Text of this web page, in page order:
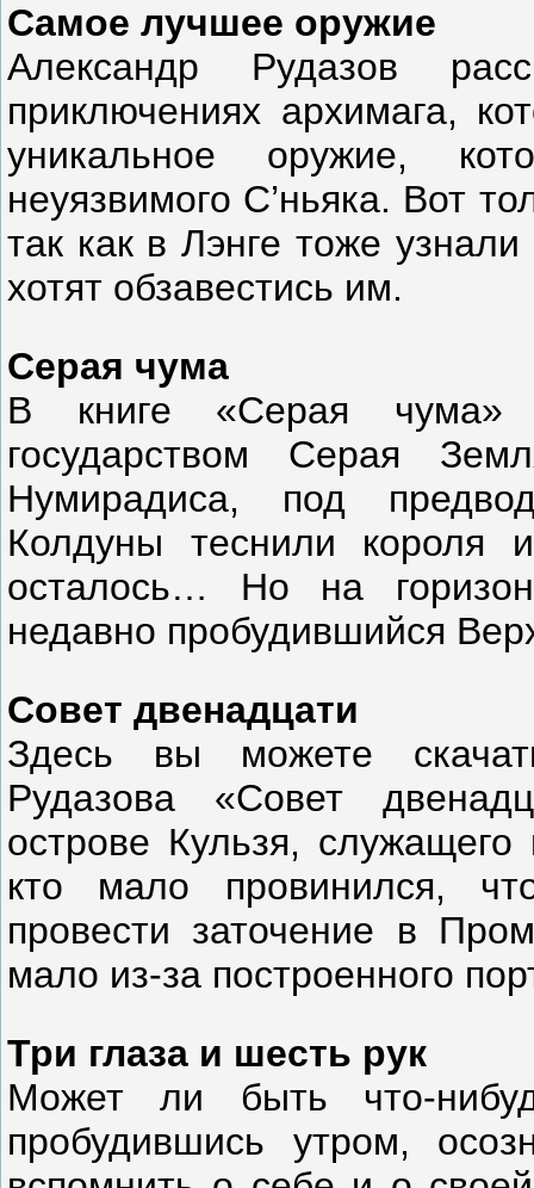
Самое лучшее оружие
Александр Рудазов
приключениях архимага,
уникальное оружие,
неуязвимого С’ньяка. Вот
так как в Лэнге тоже
хотят обзавестись им.
Серая чума
В книге «Серая чума»
государством Серая
Нумирадиса, под
Колдуны теснили короля
осталось… Но на
недавно пробудившийся
Совет двенадцати
Здесь вы можете
Рудазова «Совет
острове Кульзя,
кто мало провинился,
провести заточение в
мало из-за построенного
Три глаза и шесть рук
Может ли быть что-
пробудившись утром,